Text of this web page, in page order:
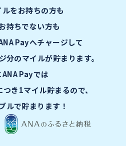
をお持ちの方も
持ちでない方も
Payへチャージして
分のマイルが貯まります。
ANA Payでは
き1マイル貯まるので、
ルで貯まります！